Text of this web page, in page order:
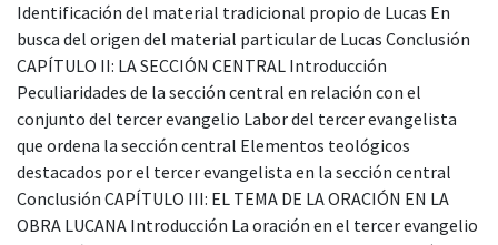
Identificación del material tradicional propio de Lucas En
busca del origen del material particular de Lucas Conclusión
CAPÍTULO II: LA SECCIÓN CENTRAL Introducción
Peculiaridades de la sección central en relación con el
conjunto del tercer evangelio Labor del tercer evangelista
que ordena la sección central Elementos teológicos
destacados por el tercer evangelista en la sección central
Conclusión CAPÍTULO III: EL TEMA DE LA ORACIÓN EN LA
OBRA LUCANA Introducción La oración en el tercer evangelio